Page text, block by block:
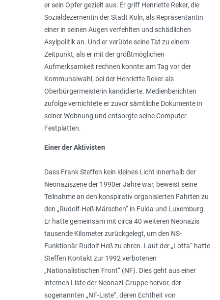
er sein Opfer gezielt aus: Er griff Henriette Reker, die
Sozialdezernentin der Stadt Köln, als Repräsentantin
einer in seinen Augen verfehlten und schädlichen
Asylpolitik an. Und er verübte seine Tat zu einem
Zeitpunkt, als er mit der größtmöglichen
Aufmerksamkeit rechnen konnte: am Tag vor der
Kommunalwahl, bei der Henriette Reker als
Oberbürgermeisterin kandidierte. Medienberichten
zufolge vernichtete er zuvor sämtliche Dokumente in
seiner Wohnung und entsorgte seine Computer-
Festplatten.
Einer der Aktivisten
Dass Frank Steffen kein kleines Licht innerhalb der
Neonaziszene der 1990er Jahre war, beweist seine
Teilnahme an den konspirativ organisierten Fahrten zu
den „Rudolf-Heß-Märschen“ in Fulda und Luxemburg.
Er hatte gemeinsam mit circa 40 weiteren Neonazis
tausende Kilometer zurückgelegt, um den NS-
Funktionär Rudolf Heß zu ehren. Laut der „Lotta“ hatte
Steffen Kontakt zur 1992 verbotenen
„Nationalistischen Front“ (NF). Dies geht aus einer
internen Liste der Neonazi-Gruppe hervor, der
sogenannten „NF-Liste“, deren Echtheit von